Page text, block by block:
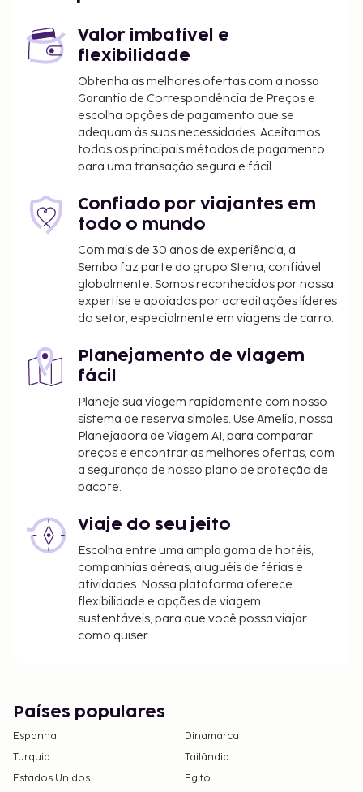
Valor imbatível e
flexibilidade
Obtenha as melhores ofertas com a nossa
Garantia de Correspondência de Preços e
escolha opções de pagamento que se
adequam às suas necessidades. Aceitamos
todos os principais métodos de pagamento
para uma transação segura e fácil.
Confiado por viajantes em
todo o mundo
Com mais de 30 anos de experiência, a
Sembo faz parte do grupo Stena, confiável
globalmente. Somos reconhecidos por nossa
expertise e apoiados por acreditações líderes
do setor, especialmente em viagens de carro.
Planejamento de viagem
fácil
Planeje sua viagem rapidamente com nosso
sistema de reserva simples. Use Amelia, nossa
Planejadora de Viagem AI, para comparar
preços e encontrar as melhores ofertas, com
a segurança de nosso plano de proteção de
pacote.
Viaje do seu jeito
Escolha entre uma ampla gama de hotéis,
companhias aéreas, aluguéis de férias e
atividades. Nossa plataforma oferece
flexibilidade e opções de viagem
sustentáveis, para que você possa viajar
como quiser.
Países populares
Espanha
Dinamarca
Turquia
Tailândia
Estados Unidos
Egito